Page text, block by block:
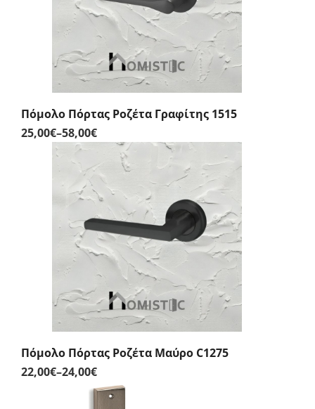
Πόμολο Πόρτας Ροζέτα Γραφίτης 1515
25,00€–58,00€Price
range:
25,00€
through
58,00€
Πόμολο Πόρτας Ροζέτα Μαύρο C1275
22,00€–24,00€Price
range: